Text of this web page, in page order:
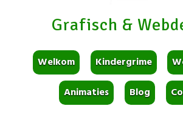
Grafisch &
Welkom Kindergrime
Animaties
Blog